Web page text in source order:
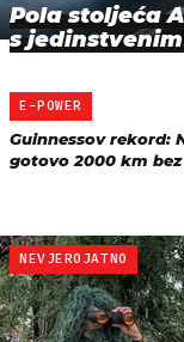
Pola stoljeća
s
E-POWER
Guinnessov rekord:
gotovo 2000 km
NEVJEROJATNO